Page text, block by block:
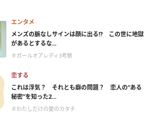
エンタメ
メンズの脈なしサインは顔に出る!? この世に地獄
があるとするな...
＃ガールオアレディ3考察
恋する
これは浮気？ それとも癖の問題？ 恋人の“ある
秘密”を知った2...
＃わたしだけの愛のカタチ